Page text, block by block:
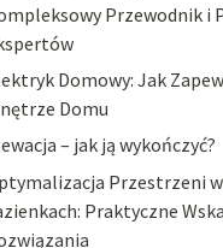
Przewodnik i
Domowy: Jak
Domu
– jak ją wykończyć?
Przestrzeni w
Praktyczne